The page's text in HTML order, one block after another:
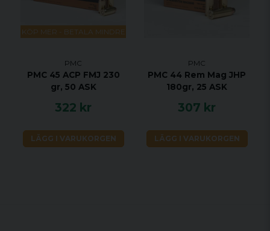
KÖP MER - BETALA MINDRE
PMC
PMC 45 ACP FMJ 230
gr, 50 ASK
322 kr
LÄGG I VARUKORGEN
PMC
PMC 44 Rem Mag JHP
180gr, 25 ASK
307 kr
LÄGG I VARUKORGEN